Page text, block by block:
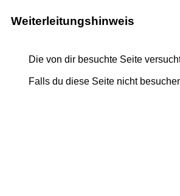
Weiterleitungshinweis
Die von dir besuchte Seite
Falls du diese Seite nicht